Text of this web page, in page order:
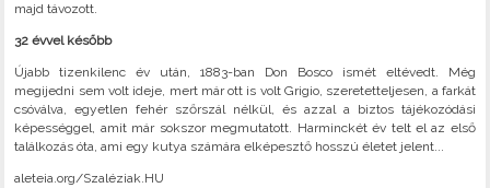
majd távozott.
32 évvel később
Újabb tizenkilenc év után, 1883-ban Don Bosco ismét eltévedt. Még
megijedni sem volt ideje, mert már ott is volt Grigio, szeretetteljesen, a farkát
csóválva, egyetlen fehér szőrszál nélkül, és azzal a biztos tájékozódási
képességgel, amit már sokszor megmutatott. Harminckét év telt el az első
találkozás óta, ami egy kutya számára elképesztő hosszú életet jelent...
aleteia.org/Szaléziak.HU